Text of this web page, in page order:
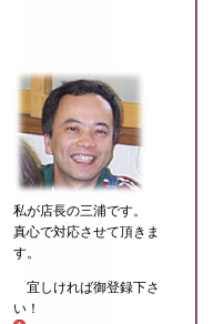
私が店長の三浦です。
真心で対応させて頂きま
す。
宜しければ御登録下さ
い！